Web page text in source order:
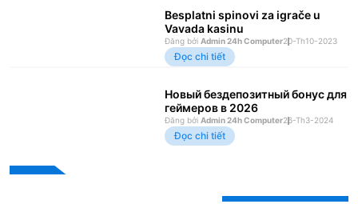
Besplatni spinovi za igrače u
Vavada kasinu
Đăng bởi Admin 24h Computer20-Th10-2023
Đọc chi tiết
Новый бездепозитный бонус для
геймеров в 2026
Đăng bởi Admin 24h Computer26-Th3-2024
Đọc chi tiết